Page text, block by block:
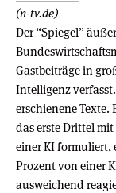
(n-tv.de)
Der “Spiegel”
Gastbeiträge in
Intelligenz
erschienene Texte.
das erste Drittel
einer KI formuliert,
Prozent von einer
ausweichend